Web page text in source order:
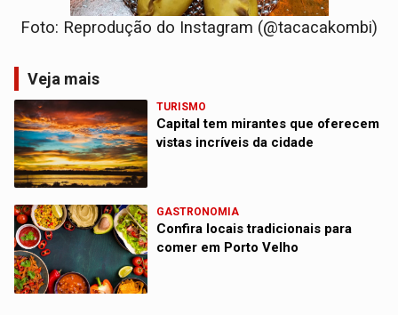
Foto: Reprodução do Instagram (@tacacakombi)
Veja mais
TURISMO
Capital tem mirantes que oferecem
vistas incríveis da cidade
GASTRONOMIA
Confira locais tradicionais para
comer em Porto Velho